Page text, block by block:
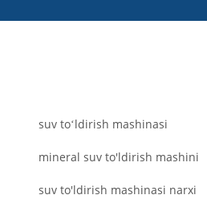
suv toʻldirish mashinasi
mineral suv to'ldirish mashini
suv to'ldirish mashinasi narxi